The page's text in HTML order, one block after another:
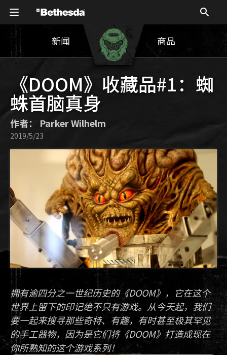
新闻 商品
《DOOM》收藏品#1：蜘
蛛首脑真身
作者： Parker Wilhelm
2019/5/23
拥有逾四分之一世纪历史的《DOOM》，它在这个
世界上留下的印记绝不只有游戏。从今天起，我们
要一起来搜寻那些奇特、有趣，有时甚至极其罕见
的手工器物，因为是它们将《DOOM》打造成现在
你所熟知的这个游戏系列！